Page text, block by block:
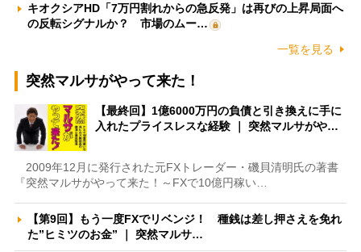
キオクシアHD「7万円割れからの急反発」は再びの上昇局面へ
の反転シグナルか？ 市場のムー…
一覧を見る
突然マルサがやって来た！
【最終回】1億6000万円の負債と引き換えに手に
入れたプライスレスな経験 ｜ 突然マルサがや…
2009年12月に発行された元FXトレーダー・磯貝清明氏の著書
『突然マルサがやって来た！～FXで10億円稼い…
【第9回】もう一度FXでリベンジ！ 種銭は差し押さえを免れ
た”ヒミツのお金” ｜ 突然マルサ…